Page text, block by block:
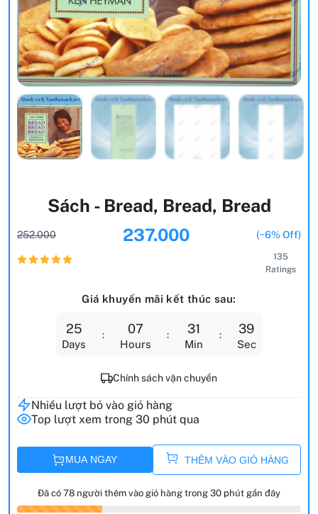
Sách - Bread, Bread, Bread
252.000 237.000 (~6% Off)
135
Ratings
Giá khuyến mãi kết thúc sau:
25
Days
07
Hours
31
Min
38
Sec
Chính sách vận chuyển
Nhiều lượt bỏ vào giỏ hàng
Top lượt xem trong 30 phút qua
MUA NGAY THÊM VÀO GIỎ HÀNG
Đã có 78 người thêm vào giỏ hàng trong 30 phút gần đây